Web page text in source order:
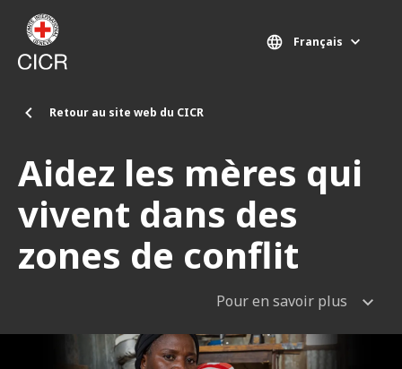
Aller au contenu principal
Retour au site web du CICR
Français
Aidez les mères qui
vivent dans des
zones de conflit
Pour en savoir plus